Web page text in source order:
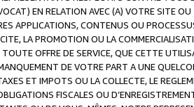
EN RELATION AVEC (A) VOTRE SITE
APPLICATIONS, CONTENUS OU
LA PROMOTION OU LA
OFFRE DE SERVICE, QUE CETTE
DE VOTRE PART A UNE
ET IMPOTS OU LA COLLECTE, LE
FISCALES OU